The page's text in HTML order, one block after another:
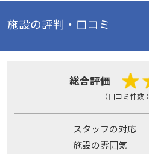
施設の評判・口コミ
総合評価
（口コミ件数：
スタッフの対応
施設の雰囲気